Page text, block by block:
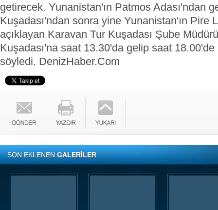
getirecek. Yunanistan'ın Patmos Adası'ndan
Kuşadası'ndan sonra yine Yunanistan'ın Pire
açıklayan Karavan Tur Kuşadası Şube
Kuşadası'na saat 13.30'da gelip saat 18.00'de
söyledi. DenizHaber.Com
SON EKLENENGALERİLER